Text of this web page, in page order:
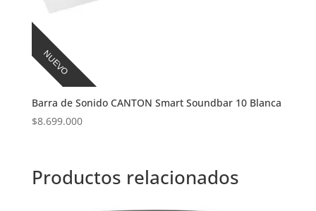
NUEVO
Barra de Sonido CANTON Smart Soundbar 10 Blanca
$8.699.000
Productos relacionados